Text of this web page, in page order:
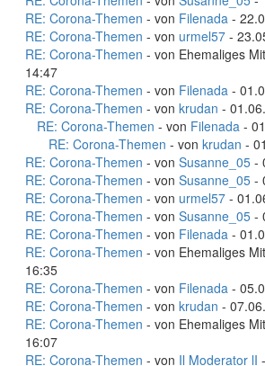
RE: Corona-Themen - von Filenada -
RE: Corona-Themen - von urmel57 -
RE: Corona-Themen - von Ehemaliges
14:47
RE: Corona-Themen - von Filenada -
RE: Corona-Themen - von krudan -
RE: Corona-Themen - von Filenada -
RE: Corona-Themen - von krudan -
RE: Corona-Themen - von Susanne_05 -
RE: Corona-Themen - von Susanne_05 -
RE: Corona-Themen - von urmel57 -
RE: Corona-Themen - von Susanne_05 -
RE: Corona-Themen - von Filenada -
RE: Corona-Themen - von Ehemaliges
16:35
RE: Corona-Themen - von Filenada -
RE: Corona-Themen - von krudan -
RE: Corona-Themen - von Ehemaliges
16:07
RE: Corona-Themen - von Il Moderator lI